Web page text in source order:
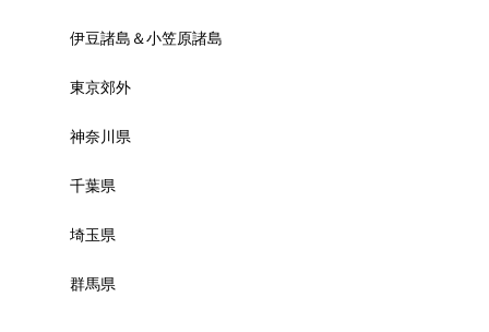
伊豆諸島＆小笠原諸島
東京郊外
神奈川県
千葉県
埼玉県
群馬県